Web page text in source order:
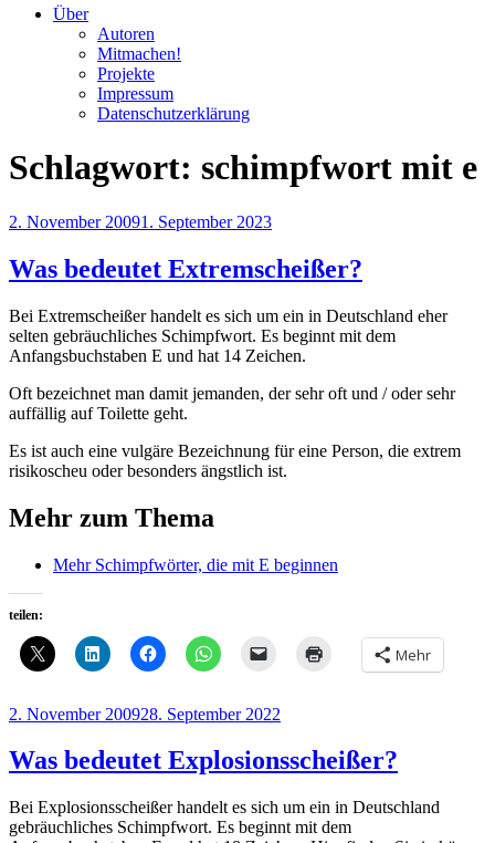
Über
Autoren
Mitmachen!
Projekte
Impressum
Datenschutzerklärung
Schlagwort: schimpfwort mit e
Veröffentlicht
2. November 20091. September 2023
Was bedeutet Extremscheißer?
Bei Extremscheißer handelt es sich um ein in Deutschland eher
selten gebräuchliches Schimpfwort. Es beginnt mit dem
Anfangsbuchstaben E und hat 14 Zeichen.
Oft bezeichnet man damit jemanden, der sehr oft und / oder sehr
auffällig auf Toilette geht.
Es ist auch eine vulgäre Bezeichnung für eine Person, die extrem
risikoscheu oder besonders ängstlich ist.
Mehr zum Thema
Mehr Schimpfwörter, die mit E beginnen
teilen:
Mehr
Veröffentlicht
2. November 200928. September 2022
Was bedeutet Explosionsscheißer?
Bei Explosionsscheißer handelt es sich um ein in Deutschland
gebräuchliches Schimpfwort. Es beginnt mit dem